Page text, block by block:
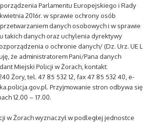
Parlamentu Europejskiego i Rady
2016r. w sprawie ochrony osób
danych osobowych i w sprawie
takich danych oraz uchylenia dyrektywy
o ochronie danych/ (Dz. Urz. UE L
że administratorem Pani/Pana danych
Miejski Policji w Żorach, kontakt:
Żory, tel. 47 85 532 12, fax 47 85 532 40, e-
Przyjmowanie stron odbywa się
12.00 – 17.00.
w Żorach wyznaczył w podległej jednostce